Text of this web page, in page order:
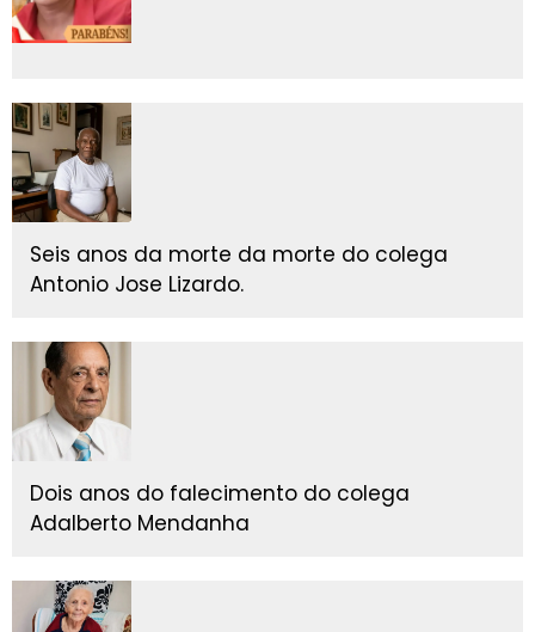
Seis anos da morte da morte do colega
Antonio Jose Lizardo.
Dois anos do falecimento do colega
Adalberto Mendanha